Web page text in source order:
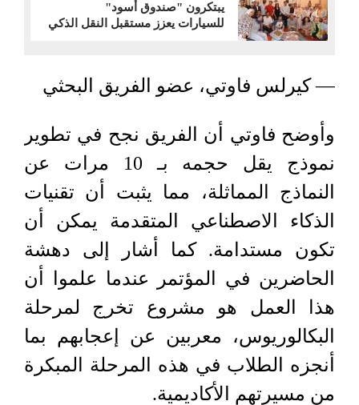
يبتكرون "صندوق أسود"
للسيارات يعزز مستقبل النقل الذكي
— كيرلس فاوتي، عضو الفريق البحثي
وأوضح فاوتي أن الفريق نجح في تطوير
نموذج يقل حجمه بـ 10 مرات عن
النماذج المماثلة، مما يثبت أن تقنيات
الذكاء الاصطناعي المتقدمة يمكن أن
تكون مستدامة. كما أشار إلى دهشة
الحاضرين في المؤتمر عندما علموا أن
هذا العمل هو مشروع تخرج لمرحلة
البكالوريوس، معربين عن إعجابهم بما
أنجزه الطلاب في هذه المرحلة المبكرة
من مسيرتهم الأكاديمية.